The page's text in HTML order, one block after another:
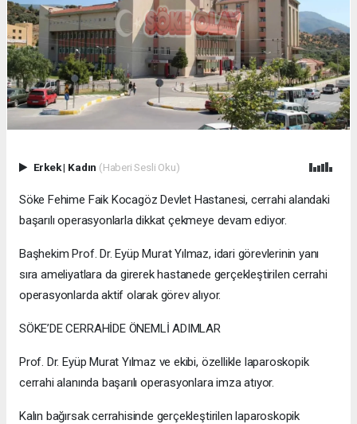
Erkek| Kadın (Haberi Sesli Oku)
Söke Fehime Faik Kocagöz Devlet Hastanesi, cerrahi alandaki
başarılı operasyonlarla dikkat çekmeye devam ediyor.
Başhekim Prof. Dr. Eyüp Murat Yılmaz, idari görevlerinin yanı
sıra ameliyatlara da girerek hastanede gerçekleştirilen cerrahi
operasyonlarda aktif olarak görev alıyor.
SÖKE’DE CERRAHİDE ÖNEMLİ ADIMLAR
Prof. Dr. Eyüp Murat Yılmaz ve ekibi, özellikle laparoskopik
cerrahi alanında başarılı operasyonlara imza atıyor.
Kalın bağırsak cerrahisinde gerçekleştirilen laparoskopik